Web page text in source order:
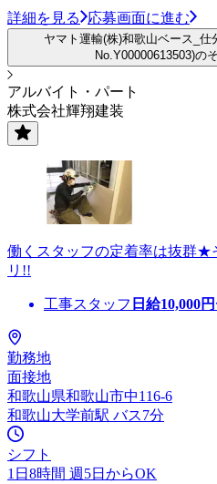
詳細を見る 応募画面に進む
ヤマト運輸(株)和歌山ベース_
No.Y00000613503)の
アルバイト・パート
株式会社輝翔建装
働くスタッフの定着率は抜群★
リ!!
工事スタッフ 日給10,000
勤務地
面接地
和歌山県和歌山市中116-6
和歌山大学前駅 バス7分
シフト
1日8時間 週5日からOK